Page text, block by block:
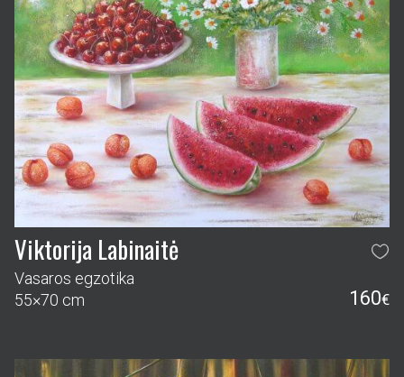
Viktorija Labinaitė
Vasaros egzotika
55×70 cm
160€